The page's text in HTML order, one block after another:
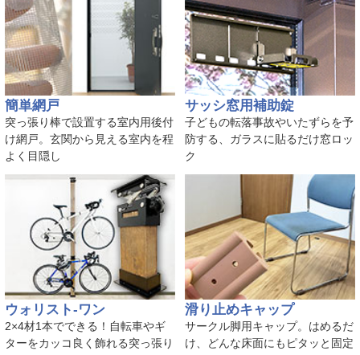
簡単網戸
突っ張り棒で設置する室内用後付
け網戸。玄関から見える室内を程
よく目隠し
サッシ窓用補助錠
子どもの転落事故やいたずらを予
防する、ガラスに貼るだけ窓ロッ
ク
ウォリスト-ワン
2×4材1本でできる！自転車やギ
ターをカッコ良く飾れる突っ張り
滑り止めキャップ
サークル脚用キャップ。はめるだ
け、どんな床面にもピタッと固定